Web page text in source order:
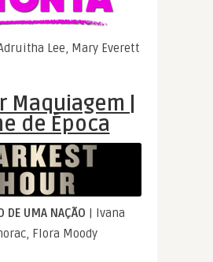
Lee, Mary Everett
Maquiagem |
de Época
DE UMA NAÇÃO | Ivana
Flora Moody